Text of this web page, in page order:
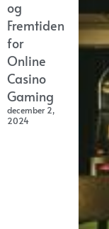
og
Fremtiden
for
Online
Casino
Gaming
december 2,
2024